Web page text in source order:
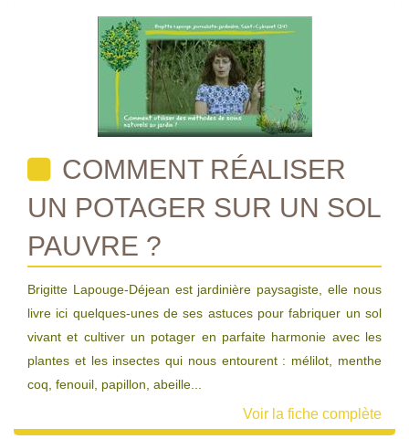
COMMENT RÉALISER
UN POTAGER SUR UN SOL
PAUVRE ?
Brigitte Lapouge-Déjean est jardinière paysagiste, elle nous
livre ici quelques-unes de ses astuces pour fabriquer un sol
vivant et cultiver un potager en parfaite harmonie avec les
plantes et les insectes qui nous entourent : mélilot, menthe
coq, fenouil, papillon, abeille...
Voir la fiche complète